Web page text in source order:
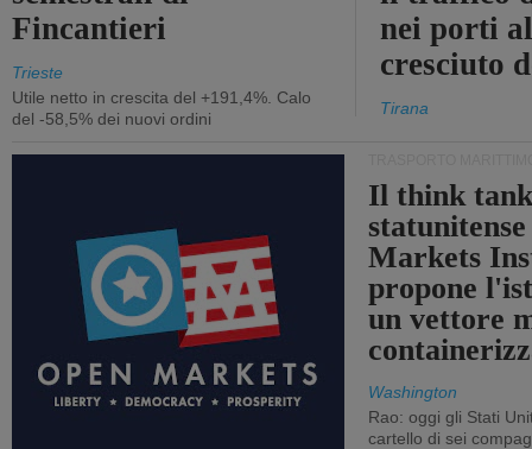
Fincantieri
Trieste
Utile netto in crescita del +191,4%. Calo
del -58,5% dei nuovi ordini
nei porti
cresciuto
Tirana
Il think
Markets
propone
un vettore
Washington
Rao: oggi gli Stati
cartello di sei